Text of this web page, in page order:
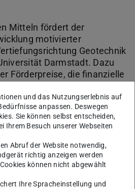
Mitteln fördert der
motivierter
Geotechnik
Darmstadt. Dazu
Förderpreise, die finanzielle
Exkursionen.
KONTAKT
und das Nutzungserlebnis auf
anpassen. Deswegen
Sie können selbst entscheiden,
Ihrem Besuch unserer Webseiten
Abruf der Website notwendig,
richtig anzeigen werden
können nicht abgewählt
Ihre Spracheinstellung und